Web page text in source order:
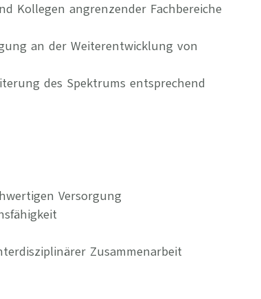
Kollegen angrenzender Fachbereiche
an der Weiterentwicklung von
des Spektrums entsprechend
Versorgung
Zusammenarbeit